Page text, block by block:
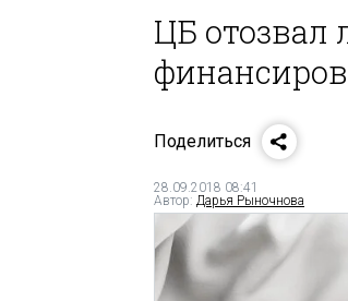
ЦБ отозвал
Поделиться
28.09.2018 08:41
Автор: Дарья Рыночнова